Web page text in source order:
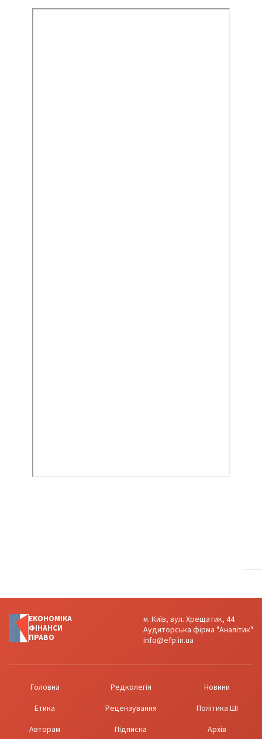
ЕКОНОМІКА
ФІНАНСИ
ПРАВО
м. Київ, вул. Хрещатик, 44
Аудиторська фірма "Аналітик"
info@efp.in.ua
Головна Редколегія
Новини
Етика
Рецензування
Політика ШІ
Авторам
Підписка Архів